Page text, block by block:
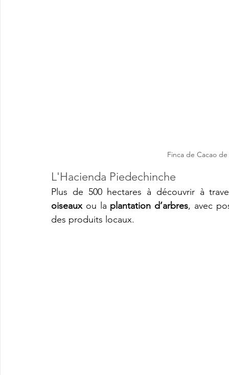
Finca de Cacao
L'Hacienda Piedechinche
Plus de 500 hectares à découvrir à
oiseaux ou la plantation d’arbres, avec
des produits locaux.